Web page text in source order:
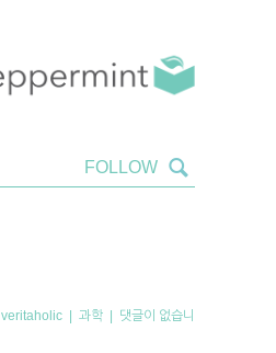
veritaholic | 과학 | 댓글이 없습니